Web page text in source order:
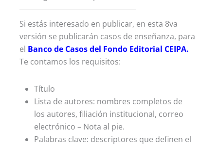
Si estás interesado en publicar, en esta 8va
versión se publicarán casos de enseñanza, para
el Banco de Casos del Fondo Editorial CEIPA.
Te contamos los requisitos:
Título
Lista de autores: nombres completos de
los autores, filiación institucional, correo
electrónico – Nota al pie.
Palabras clave: descriptores que definen el